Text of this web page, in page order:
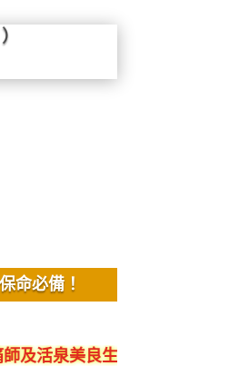
命必備！
及活泉美良生館的不良銷售、呃